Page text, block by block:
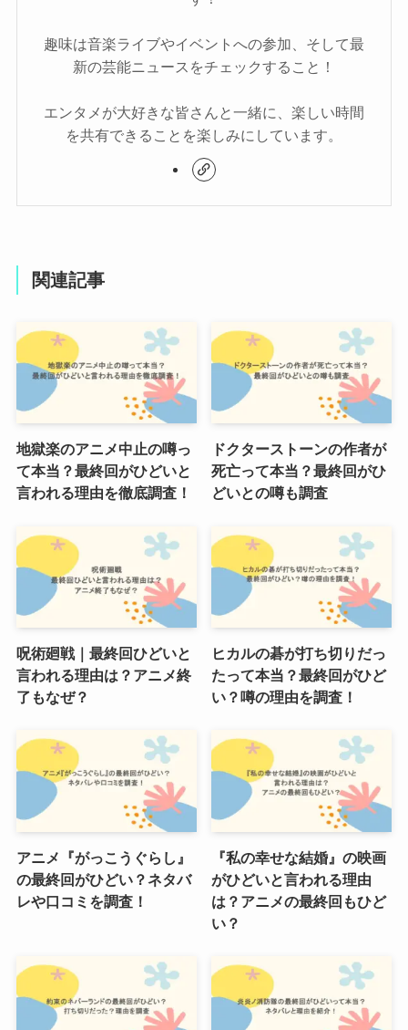
趣味は音楽ライブやイベントへの参加、そして最
新の芸能ニュースをチェックすること！
エンタメが大好きな皆さんと一緒に、楽しい時間
を共有できることを楽しみにしています。
関連記事
地獄楽のアニメ中止の噂っ
て本当？最終回がひどいと
言われる理由を徹底調査！
ドクターストーンの作者が
死亡って本当？最終回がひ
どいとの噂も調査
呪術廻戦｜最終回ひどいと
言われる理由は？アニメ終
了もなぜ？
ヒカルの碁が打ち切りだっ
たって本当？最終回がひど
い？噂の理由を調査！
アニメ『がっこうぐらし』
の最終回がひどい？ネタバ
レや口コミを調査！
『私の幸せな結婚』の映画
がひどいと言われる理由
は？アニメの最終回もひど
い？